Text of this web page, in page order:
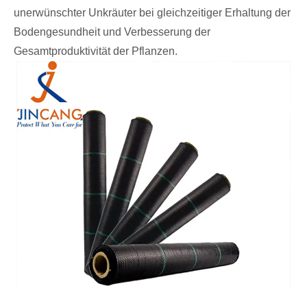
unerwünschter Unkräuter bei gleichzeitiger Erhaltung der
Bodengesundheit und Verbesserung der
Gesamtproduktivität der Pflanzen.